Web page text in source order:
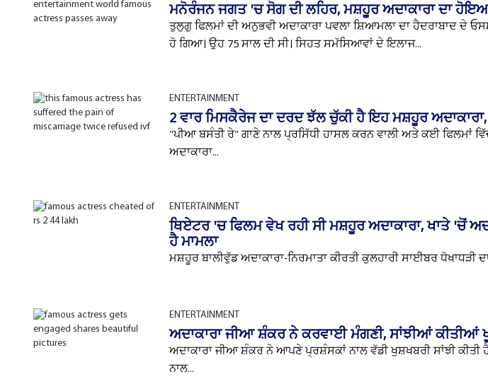
ਮਨੋਰੰਜਨ ਜਗਤ 'ਚ ਸੋਗ ਦੀ ਲਹਿਰ, ਮਸ਼ਹੂਰ ਅਦਾਕਾਰਾ ਦਾ
ਤੁਲੁਗੁ ਫਿਲਮਾਂ ਦੀ ਅਨੁਭਵੀ ਅਦਾਕਾਰਾ ਪਵਲਾ ਸ਼ਿਆਮਲਾ ਦਾ ਹੈਦਰਾਬਾਦ ਦੇ
ਹੋ ਗਿਆ। ਉਹ 75 ਸਾਲ ਦੀ ਸੀ। ਸਿਹਤ ਸਮੱਸਿਆਵਾਂ ਦੇ ਇਲਾਜ...
ENTERTAINMENT
2 ਵਾਰ ਮਿਸਕੈਰੇਜ ਦਾ ਦਰਦ ਝੱਲ ਚੁੱਕੀ ਹੈ ਇਹ ਮਸ਼ਹੂਰ ਅਦਾਕਾਰਾ,
"ਪੀਆ ਬਸੰਤੀ ਰੇ" ਗਾਣੇ ਨਾਲ ਪ੍ਰਸਿੱਧੀ ਹਾਸਲ ਕਰਨ ਵਾਲੀ ਅਤੇ ਕਈ ਫਿਲਮਾਂ
ਅਦਾਕਾਰਾ...
ENTERTAINMENT
ਥਿਏਟਰ 'ਚ ਫਿਲਮ ਵੇਖ ਰਹੀ ਸੀ ਮਸ਼ਹੂਰ ਅਦਾਕਾਰਾ, ਖਾਤੇ 'ਚੋਂ
ਹੈ ਮਾਮਲਾ
ਮਸ਼ਹੂਰ ਬਾਲੀਵੁੱਡ ਅਦਾਕਾਰਾ-ਨਿਰਮਾਤਾ ਕੀਰਤੀ ਕੁਲਹਾਰੀ ਸਾਈਬਰ ਧੋਖਾਧੜੀ
ENTERTAINMENT
ਅਦਾਕਾਰਾ ਜੀਆ ਸ਼ੰਕਰ ਨੇ ਕਰਵਾਈ ਮੰਗਣੀ, ਸਾਂਝੀਆਂ ਕੀਤੀਆਂ
ਅਦਾਕਾਰਾ ਜੀਆ ਸ਼ੰਕਰ ਨੇ ਆਪਣੇ ਪ੍ਰਸ਼ੰਸਕਾਂ ਨਾਲ ਵੱਡੀ ਖੁਸ਼ਖਬਰੀ ਸਾਂਝੀ
ਨਾਲ...